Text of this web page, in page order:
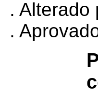
.
.